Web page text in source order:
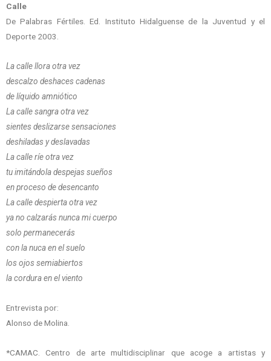
Calle
De Palabras Fértiles. Ed. Instituto Hidalguense de la Juventud y el
Deporte 2003.
La calle llora otra vez
descalzo deshaces cadenas
de líquido amniótico
La calle sangra otra vez
sientes deslizarse sensaciones
deshiladas y deslavadas
La calle ríe otra vez
tu imitándola despejas sueños
en proceso de desencanto
La calle despierta otra vez
ya no calzarás nunca mi cuerpo
solo permanecerás
con la nuca en el suelo
los ojos semiabiertos
la cordura en el viento
Entrevista por:
Alonso de Molina.
*CAMAC. Centro de arte multidisciplinar que acoge a artistas y